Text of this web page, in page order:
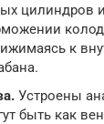
цилиндров
к
Устроены
быть как